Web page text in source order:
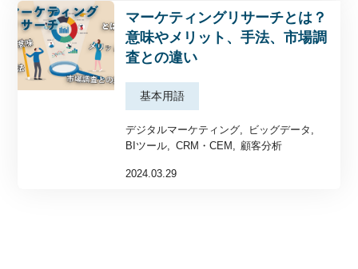
マーケティングリサーチとは？
意味やメリット、手法、市場調
査との違い
基本用語
デジタルマーケティング
ビッグデータ
BIツール
CRM・CEM 顧客分析
2024.03.29